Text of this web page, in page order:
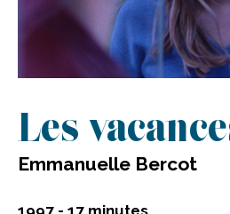
Les
Emmanuelle Bercot
1997 - 17 minutes